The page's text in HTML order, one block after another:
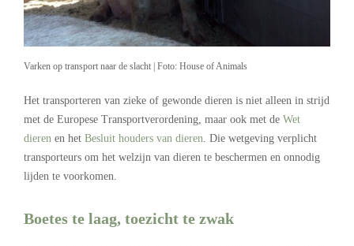
Varken op transport naar de slacht | Foto: House of Animals
Het transporteren van zieke of gewonde dieren is niet alleen in strijd
met de Europese Transportverordening, maar ook met de Wet
dieren en het Besluit houders van dieren. Die wetgeving verplicht
transporteurs om het welzijn van dieren te beschermen en onnodig
lijden te voorkomen.
Boetes te laag, toezicht te zwak